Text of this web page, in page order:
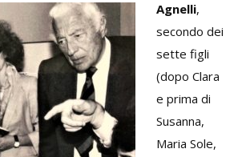
Agnelli,
secondo dei
sette figli
(dopo Clara
e prima di
Susanna,
Maria Sole,